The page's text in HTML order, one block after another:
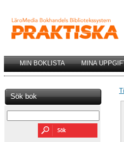
MIN BOKLISTA MINA
Sök bok